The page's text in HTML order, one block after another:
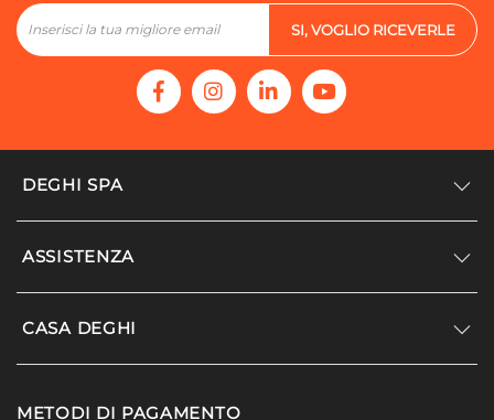
SI, VOGLIO RICEVERLE
DEGHI SPA
Accedi/Registrati
Modello organizzativo e codice etico
ASSISTENZA
Supporto
CASA DEGHI
METODI DI PAGAMENTO